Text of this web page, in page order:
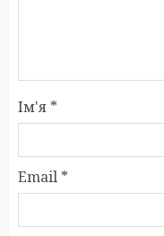
Ім'я *
Email *